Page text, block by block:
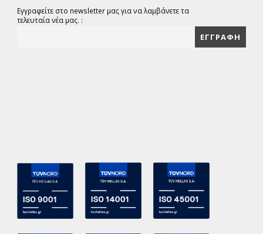
Εγγραφείτε στο newsletter μας για να λαμβάνετε τα
τελευταία νέα μας. :